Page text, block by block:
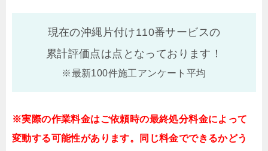
現在の沖縄片付け110番サービスの
累計評価点は点となっております！
※最新100件施工アンケート平均
※実際の作業料金はご依頼時の最終処分料金によって
変動する可能性があります。同じ料金でできるかどう